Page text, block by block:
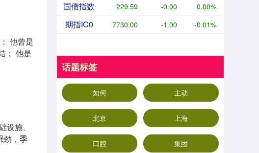
他曾是
； 他是
施、
劲，季
国债指数 229.59 -0.00 0.00%
期指IC0 7730.00 -1.00 -0.01%
话题标签
如何 主动
北京 上海
口腔 集团